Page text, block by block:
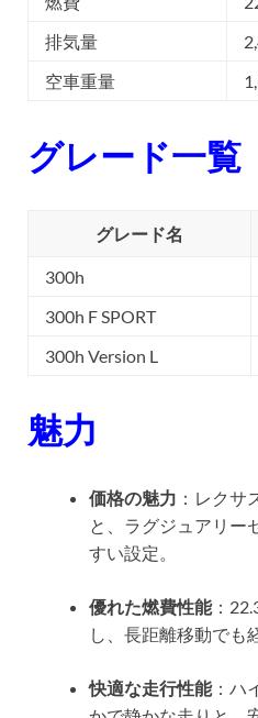
排気量
空車重量
グレード一覧
グレード名
300h
300h F SPORT
300h Version L
魅力
価格の魅力 ：レクサ
と、ラグジュアリー
すい設定。
優れた燃費性能：
し、長距離移動でも
快適な走行性能：ハ